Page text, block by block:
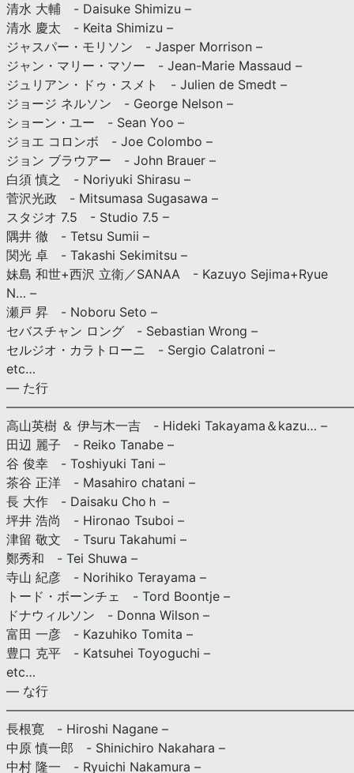
清水 大輔 - Daisuke Shimizu –
清水 慶太 - Keita Shimizu –
ジャスパー・モリソン - Jasper Morrison –
ジャン・マリー・マソー - Jean-Marie Massaud –
ジュリアン・ドゥ・スメト - Julien de Smedt –
ジョージ ネルソン - George Nelson –
ショーン・ユー - Sean Yoo –
ジョエ コロンボ - Joe Colombo –
ジョン ブラウアー - John Brauer –
白須 慎之 - Noriyuki Shirasu –
菅沢光政 - Mitsumasa Sugasawa –
スタジオ 7.5 - Studio 7.5 –
隅井 徹 - Tetsu Sumii –
関光 卓 - Takashi Sekimitsu –
妹島 和世+西沢 立衛／SANAA - Kazuyo Sejima+Ryue
N… –
瀬戸 昇 - Noboru Seto –
セバスチャン ロング - Sebastian Wrong –
セルジオ・カラトローニ - Sergio Calatroni –
etc…
— た行
高山英樹 ＆ 伊与木一吉 - Hideki Takayama＆kazu… –
田辺 麗子 - Reiko Tanabe –
谷 俊幸 - Toshiyuki Tani –
茶谷 正洋 - Masahiro chatani –
長 大作 - Daisaku Choｈ –
坪井 浩尚 - Hironao Tsuboi –
津留 敬文 - Tsuru Takahumi –
鄭秀和 - Tei Shuwa –
寺山 紀彦 - Norihiko Terayama –
トード・ボーンチェ - Tord Boontje –
ドナウィルソン - Donna Wilson –
富田 一彦 - Kazuhiko Tomita –
豊口 克平 - Katsuhei Toyoguchi –
etc…
— な行
長根寛 - Hiroshi Nagane –
中原 慎一郎 - Shinichiro Nakahara –
中村 隆一 - Ryuichi Nakamura –